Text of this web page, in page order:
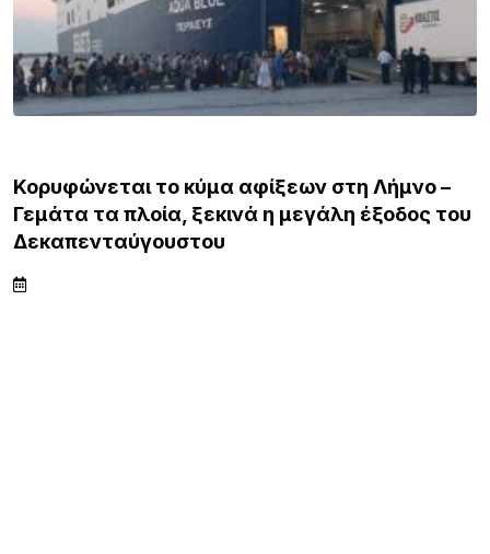
ΛΗΜΝΟΣ
15 Χρόνια «Μακαρόνες στσ’
Αγκαρυώνες».Σάββατο 8 Αυγούστου,